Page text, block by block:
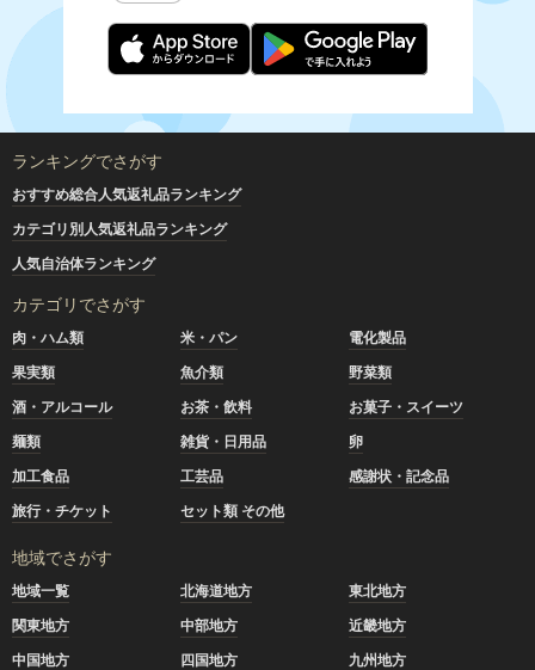
ランキングでさがす
おすすめ総合人気返礼品ランキング
カテゴリ別人気返礼品ランキング
人気自治体ランキング
カテゴリでさがす
肉・ハム類 米・パン
電化製品
果実類
魚介類
野菜類
酒・アルコール
お茶・飲料
お菓子・スイーツ
麺類
雑貨・日用品
卵
加工食品
工芸品
感謝状・記念品
旅行・チケット
セット類 その他
地域でさがす
地域一覧 北海道地方
東北地方
関東地方
中部地方
近畿地方
中国地方
四国地方 九州地方